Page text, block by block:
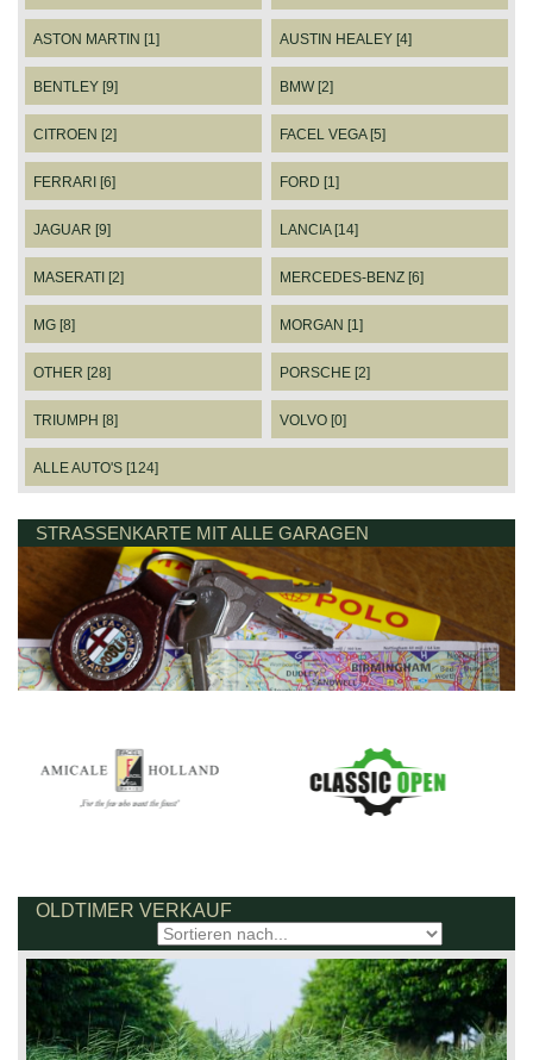
ASTON MARTIN [1] AUSTIN HEALEY [4]
BENTLEY [9] BMW [2]
CITROEN [2] FACEL VEGA [5]
FERRARI [6] FORD [1]
JAGUAR [9] LANCIA [14]
MASERATI [2] MERCEDES-BENZ [6]
MG [8] MORGAN [1]
OTHER [28] PORSCHE [2]
TRIUMPH [8] VOLVO [0]
ALLE AUTO'S [124]
STRASSENKARTE MIT ALLE GARAGEN
OLDTIMER VERKAUF